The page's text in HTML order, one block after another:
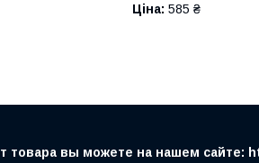
Ціна: 585 ₴
товара вы можете на нашем сайте: